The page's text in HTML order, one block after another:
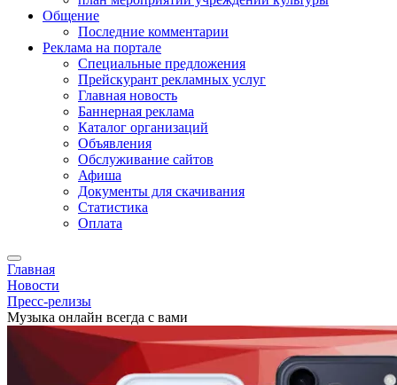
Общение
Последние комментарии
Реклама на портале
Специальные предложения
Прейскурант рекламных услуг
Главная новость
Баннерная реклама
Каталог организаций
Объявления
Обслуживание сайтов
Афиша
Документы для скачивания
Статистика
Оплата
Главная
Новости
Пресс-релизы
Музыка онлайн всегда с вами